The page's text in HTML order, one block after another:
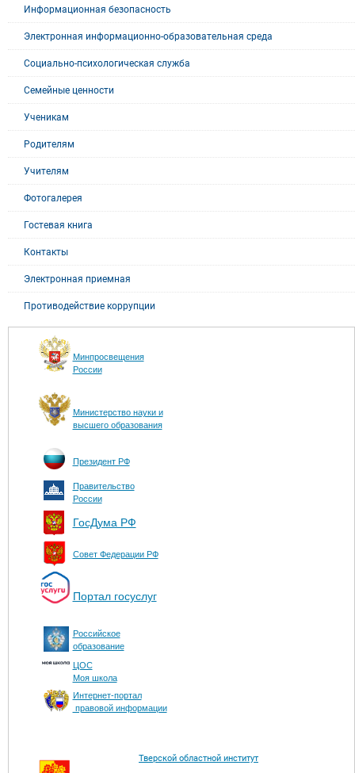
Информационная безопасность
Электронная информационно-образовательная среда
Социально-психологическая служба
Семейные ценности
Ученикам
Родителям
Учителям
Фотогалерея
Гостевая книга
Контакты
Электронная приемная
Противодействие коррупции
Минпросвещения
России
Министерство науки и
высшего образования
Президент РФ
Правительство
России
ГосДума РФ
Совет Федерации РФ
Портал госуслуг
Российское
образование
ЦОС
Моя школа
Интернет-портал
правовой информации
Тверской областной институт